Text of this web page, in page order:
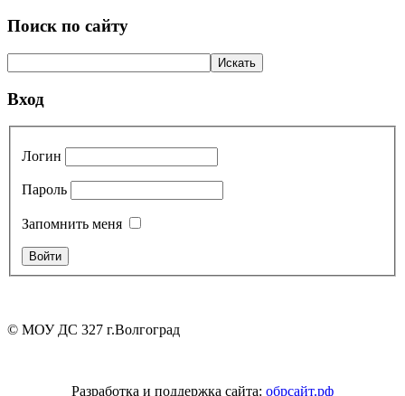
Поиск по сайту
Вход
Логин
Пароль
Запомнить меня
© МОУ ДС 327 г.Волгоград
Разработка и поддержка сайта: обрсайт.рф